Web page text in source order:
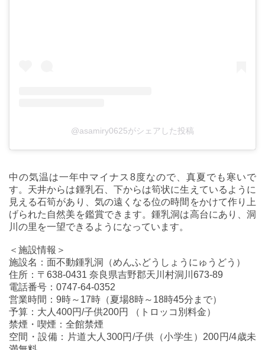
@asamiry0625がシェアした投稿
中の気温は一年中マイナス8度なので、真夏でも寒いで
す。天井からは鍾乳石、下からは筍状に生えているように
見える石筍があり、気の遠くなる位の時間をかけて作り上
げられた自然美を鑑賞できます。鍾乳洞は高台にあり、洞
川の里を一望できるようになっています。
＜施設情報＞
施設名：面不動鍾乳洞（めんふどうしょうにゅうどう）
住所：〒638-0431 奈良県吉野郡天川村洞川673-89
電話番号：0747-64-0352
営業時間：9時～17時（夏場8時～18時45分まで）
予算：大人400円/子供200円 （トロッコ別料金）
禁煙・喫煙：全館禁煙
空間・設備：片道大人300円/子供（小学生）200円/4歳未